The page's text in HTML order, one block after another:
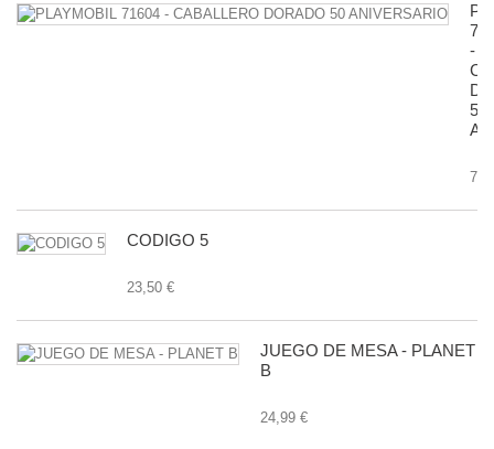
-
50
CODIGO 5
23,50 €
JUEGO DE MESA - PLANET
B
24,99 €